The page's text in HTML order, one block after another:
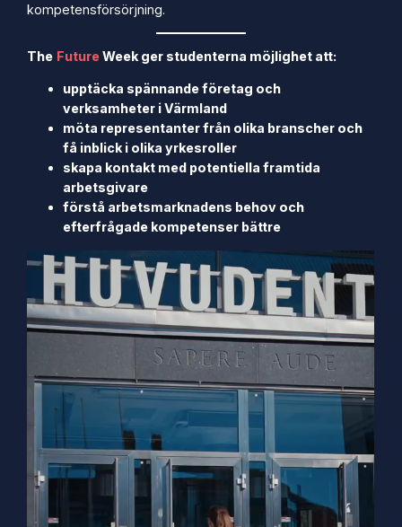
kompetensförsörjning.
The FutureWeek ger studenterna möjlighet att:
upptäcka spännande företag och
verksamheter i Värmland
möta representanter från olika branscher och
få inblick i olika yrkesroller
skapa kontakt med potentiella framtida
arbetsgivare
förstå arbetsmarknadens behov och
efterfrågade kompetenser bättre